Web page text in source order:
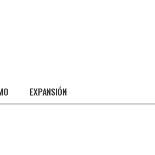
EXPANSIÓN